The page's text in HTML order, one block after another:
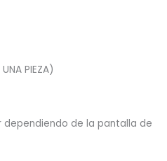
PIEZA)
dependiendo de la pantalla de